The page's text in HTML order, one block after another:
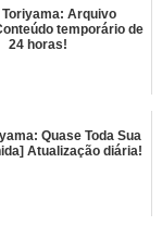
Arquivo
temporário de
24 horas!
Quase Toda Sua
Atualização diária!